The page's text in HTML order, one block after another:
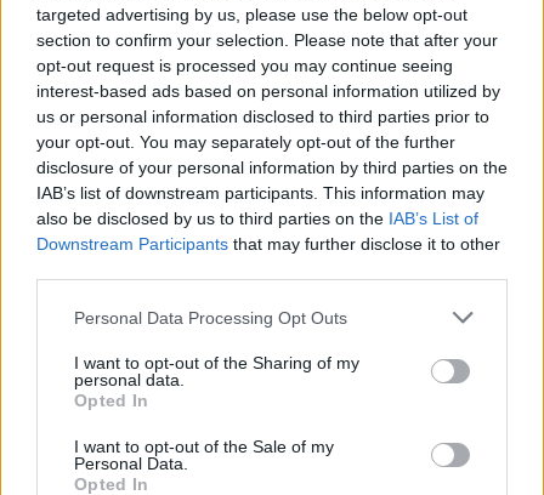
targeted advertising by us, please use the below opt-out
section to confirm your selection. Please note that after your
opt-out request is processed you may continue seeing
interest-based ads based on personal information utilized by
us or personal information disclosed to third parties prior to
your opt-out. You may separately opt-out of the further
disclosure of your personal information by third parties on the
IAB’s list of downstream participants. This information may
also be disclosed by us to third parties on the IAB’s List of
Downstream Participants that may further disclose it to other
Personal Data Processing Opt Outs
I want to opt-out of the Sharing of my
personal data.
Opted In
I want to opt-out of the Sale of my
Personal Data.
Opted In
Žinios Lietuvos diena
Gėjus „išdraskytašikniais“ išvadinusiam klebonui –
nemalonumai
Žinios Lietuvos diena
M. Tyla apie „Ten Walls“: „Jo pasisakymai neturi
pasiteisinimo“
Žinios | Pramogos